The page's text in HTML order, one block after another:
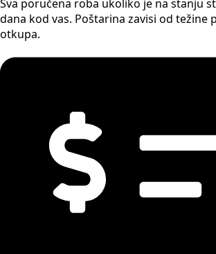
Sva poručena roba ukoliko je na stanju
dana kod vas. Poštarina zavisi od težine
otkupa.